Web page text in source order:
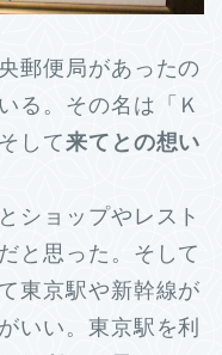
郵便局があったの
る。その名は「Ｋ
そして来てとの想い
ショップやレスト
と思った。そして
東京駅や新幹線が
いい。東京駅を利